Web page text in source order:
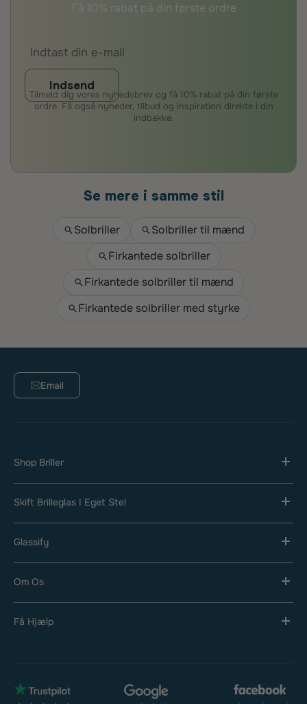
Få 10% rabat på din første ordre
Indsend
Tilmeld dig vores nyhedsbrev og få 10% rabat på din første
ordre. Få også nyheder, tilbud og inspiration direkte i din
indbakke.
Se mere i samme stil
Solbriller
Solbriller til mænd
Firkantede solbriller
Firkantede solbriller til mænd
Firkantede solbriller med styrke
Email
Shop Briller
Skift Brilleglas I Eget Stel
Glassify
Om Os
Få Hjælp